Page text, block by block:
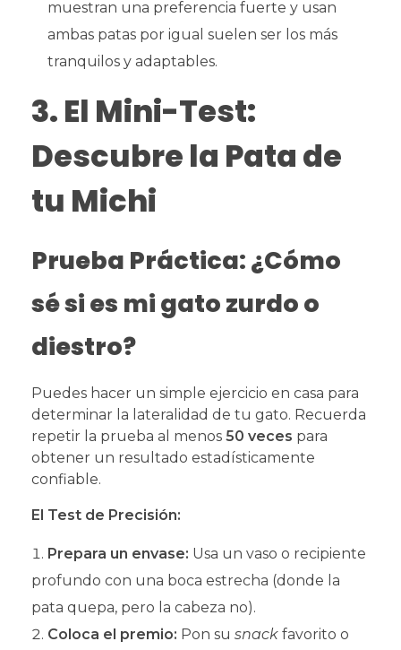
muestran una preferencia fuerte y usan
ambas patas por igual suelen ser los más
tranquilos y adaptables.
3. El Mini-Test:
Descubre la Pata de
tu Michi
Prueba Práctica: ¿Cómo
sé si es mi gato zurdo o
diestro?
Puedes hacer un simple ejercicio en casa para
determinar la lateralidad de tu gato. Recuerda
repetir la prueba al menos 50 veces para
obtener un resultado estadísticamente
confiable.
El Test de Precisión:
Prepara un envase: Usa un vaso o recipiente
profundo con una boca estrecha (donde la
pata quepa, pero la cabeza no).
Coloca el premio: Pon su snack favorito o